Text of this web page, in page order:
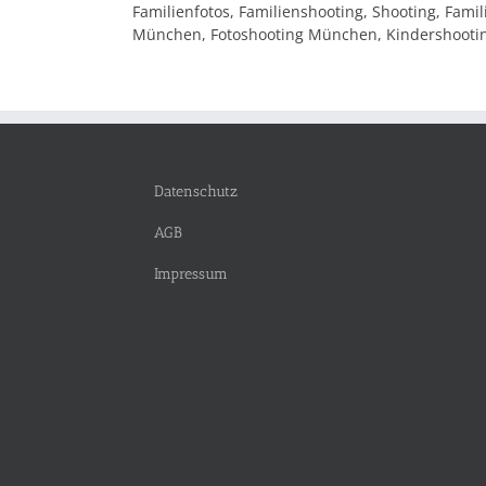
Familienfotos, Familienshooting, Shooting,
München, Fotoshooting München,
Datenschutz
AGB
Impressum